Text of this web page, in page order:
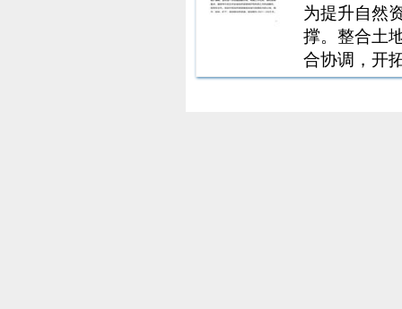
为提升自然
撑。整合土
合协调，开
新体系，初